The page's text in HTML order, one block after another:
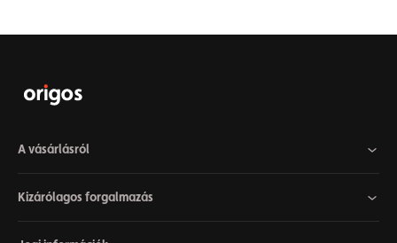
A vásárlásról
Kizárólagos forgalmazás